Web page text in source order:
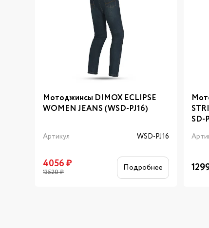
Мотоджинсы DIMOX ECLIPSE
WOMEN JEANS (WSD-PJ16)
Артикул WSD-PJ16
4056₽
13520₽ Подробнее
SD-